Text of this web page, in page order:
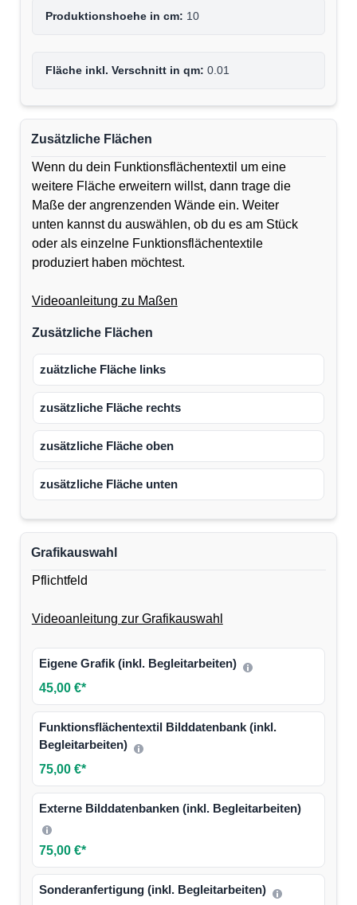
Produktionshoehe in cm: 10
Fläche inkl. Verschnitt in qm: 0.01
Zusätzliche Flächen
Wenn du dein Funktionsflächentextil um eine
weitere Fläche erweitern willst, dann trage die
Maße der angrenzenden Wände ein. Weiter
unten kannst du auswählen, ob du es am Stück
oder als einzelne Funktionsflächentextile
produziert haben möchtest.
Videoanleitung zu Maßen
Zusätzliche Flächen
zuätzliche Fläche links
zusätzliche Fläche rechts
zusätzliche Fläche oben
zusätzliche Fläche unten
Grafikauswahl
Pflichtfeld
Videoanleitung zur Grafikauswahl
Eigene Grafik (inkl. Begleitarbeiten)
45,00 €*
Funktionsflächentextil Bilddatenbank (inkl.
Begleitarbeiten)
75,00 €*
Externe Bilddatenbanken (inkl. Begleitarbeiten)
75,00 €*
Sonderanfertigung (inkl. Begleitarbeiten)